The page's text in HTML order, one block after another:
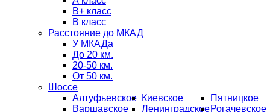
B+ класс
В класс
Расстояние до МКАД
У МКАДа
До 20 км.
20-50 км.
От 50 км.
Шоссе
Алтуфьевское
Варшавское
Киевское
Ленинградское
Пятницкое
Рогачевское